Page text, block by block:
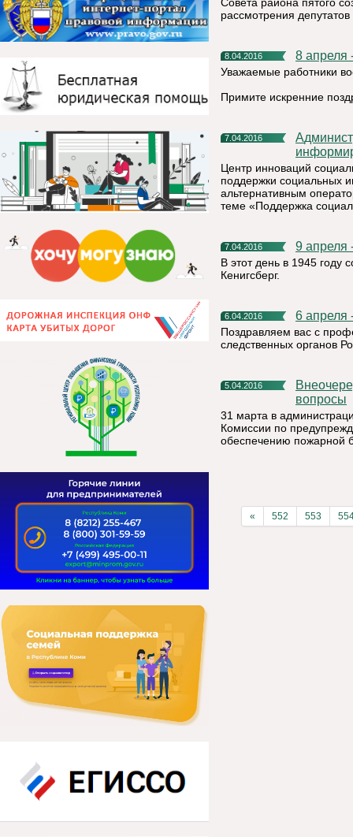
рассмотрения
8.04.2016 8
Уважаемые работники
Примите искренние
7.04.2016
Администрация муниципального района «Княжпогостский»
Центр инноваций
поддержки социальных
альтернативным
теме «Поддержка
7.04.2016 9
В этот день в 1945 году
Кенигсберг.
6.04.2016 6
Поздравляем вас с
следственных органов
5.04.2016
Внеочередное заседание КЧС: на повестке дня важные
вопросы
31 марта в
Комиссии по
обеспечению пожарной
« 552 553